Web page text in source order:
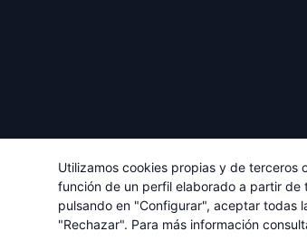
Desarrollado porDeparaula
Utilizamos cookies propias y de
función de un perfil elaborado a partir
pulsando en "Configurar", aceptar todas
"Rechazar". Para más información